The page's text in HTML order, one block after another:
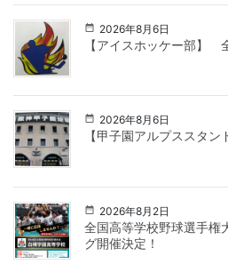
2026年8月6日
【アイスホッケー部】
2026年8月6日
【甲子園アルプススタン
2026年8月2日
全国高等学校野球選手権
グ開催決定！